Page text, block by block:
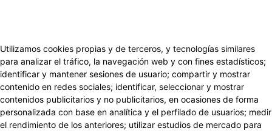
Utilizamos cookies propias y de terceros, y tecnologías similares
para analizar el tráfico, la navegación web y con fines estadísticos;
identificar y mantener sesiones de usuario; compartir y mostrar
contenido en redes sociales; identificar, seleccionar y mostrar
contenidos publicitarios y no publicitarios, en ocasiones de forma
personalizada con base en analítica y el perfilado de usuarios; medir
el rendimiento de los anteriores; utilizar estudios de mercado para